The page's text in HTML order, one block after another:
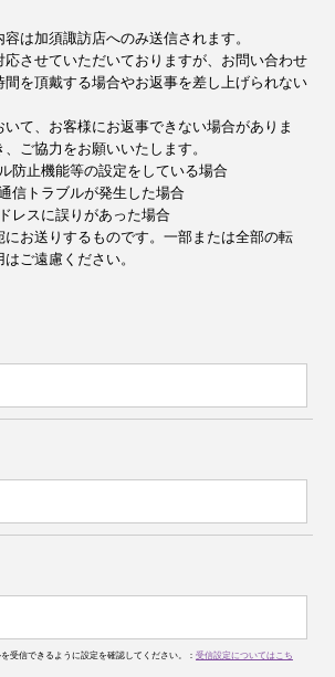
容は加須諏訪店へのみ送信されます。
応させていただいておりますが、お問い合わせ
間を頂戴する場合やお返事を差し上げられない
いて、お客様にお返事できない場合がありま
ご協力をお願いいたします。
防止機能等の設定をしている場合
信トラブルが発生した場合
レスに誤りがあった場合
にお送りするものです。一部または全部の転
ご遠慮ください。
受信できるように設定を確認してください。： 受信設定についてはこち